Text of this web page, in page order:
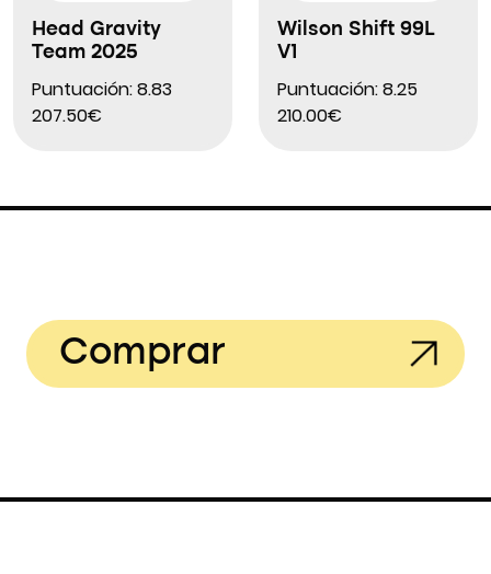
Head Gravity
Team 2025
Puntuación: 8.83
207.50€
Wilson Shift 99L
V1
Puntuación: 8.25
210.00€
Comprar